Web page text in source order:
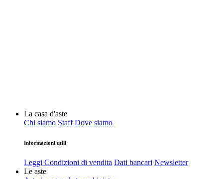
La casa d'aste
Chi siamo Staff Dove siamo
Informazioni utili
Leggi Condizioni di vendita Dati bancari Newsletter
Le aste